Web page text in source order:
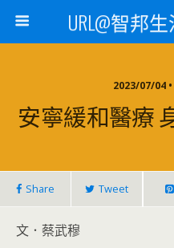
URL@智邦
2023/07/04
安寧緩和醫療
Share Tweet
文．蔡武穆